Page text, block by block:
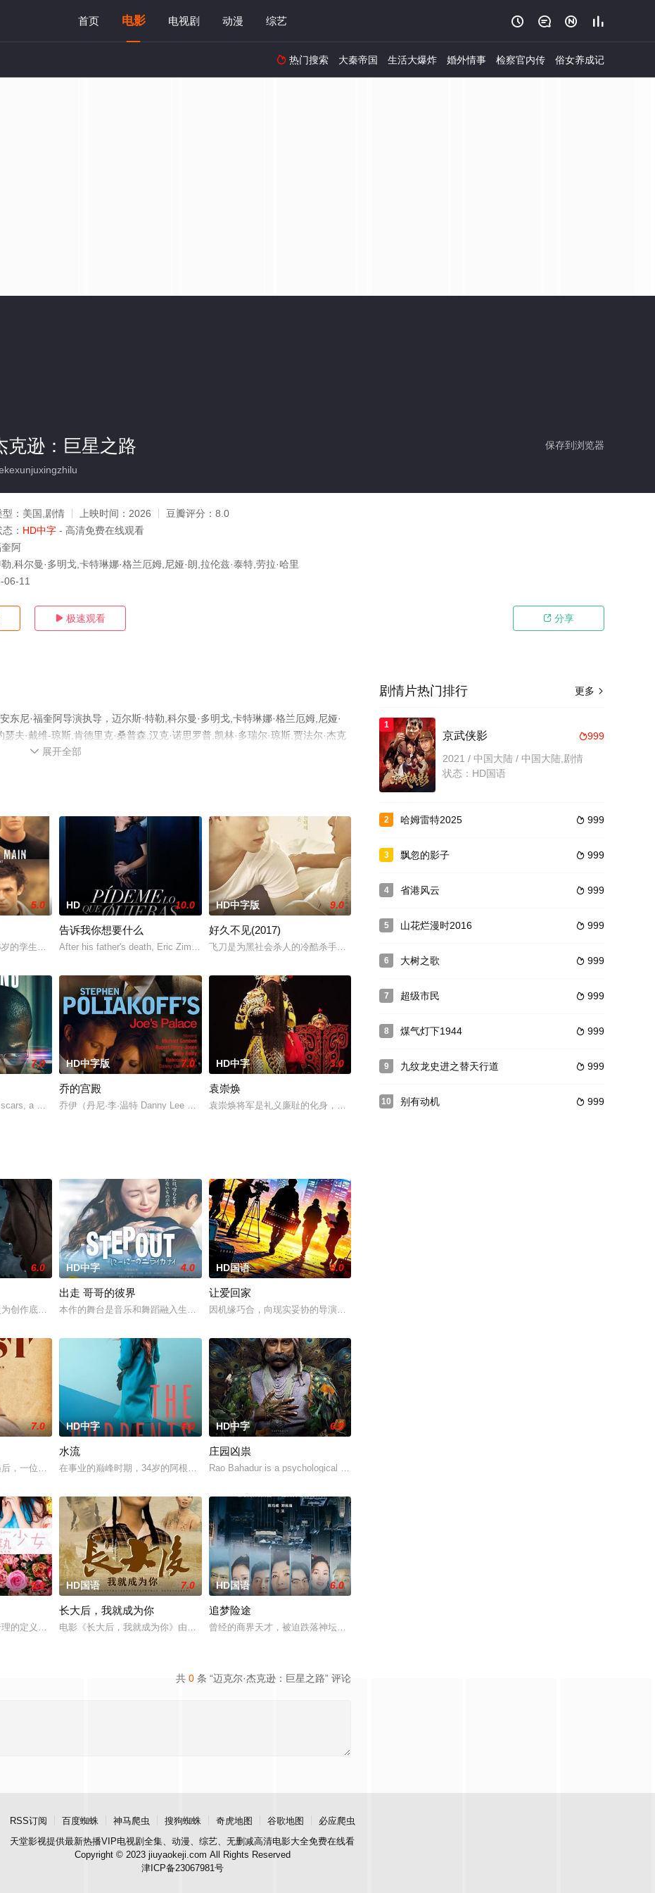
首页 电影 电视剧 动漫 综艺    
 热门搜索 大秦帝国 生活大爆炸 婚外情事 检察官内传 俗女养成记
保存到浏览器
克逊：巨星之路
： 美国,剧情 上映时间： 2026 豆瓣评分： 8.0
： HD中字 - 高清免费在线观看
阿
,科尔曼·多明戈,卡特琳娜·格兰厄姆,尼娅·朗,拉伦兹·泰特,劳拉·哈里
06-11
 极速观看  分享
尼·福奎阿导演执导，迈尔斯·特勒,科尔曼·多明戈,卡特琳娜·格兰厄姆,尼娅·
夫·戴维-琼斯,肯德里克·桑普森,汉克·诺思罗普,凯林·多瑞尔·琼斯,贾法尔·杰克
卡·麦克尼尔,莫妮克·林赛,奥利维娅·塔卡格什,凯蒂·凯等演员精彩演绎的美国电
 展开全部
从这个世界上消失的河野淳和无法停止相信他就是自己真命天子
5.0
的孪生兄弟。他们打算瞒着父亲去西班牙参加离异母亲的葬礼。旅途并不顺利，偷尝
HD 10.0
告诉我你想要什么
After his father's death, Eric Zimmerman travels to
HD中字版 9.0
好久不见(2017)
飞刀是为黑社会杀人的冷酷杀手，浸淫这一行当多年，双手沾满了鲜血的他感到异常疲惫，萌生了退意。就在
比亚的欧洲人，她来到波哥大看望她生病的
7.0
a Marine war veteran strugg
HD中字版 7.0
乔的宫殿
乔伊（丹尼·李·温特 Danny Lee Wynter 饰）生活在一间富丽堂皇的宅子里，是负责这里秩序和卫生的清
HD中字 3.0
袁崇焕
袁崇焕将军是礼义廉耻的化身，炎黄子孙的楷模。袁崇焕于山河破碎民族危亡之际，抛妻弃子投笔从戎，是舍
多年轻人一样，自以为是，敏感错弱，没有被认可的才华。他们
6.0
创作底色，在尊重历史真实性的前提下，以年轻化、科技化的光影语言活化红色记忆，生动诠释了“艰
HD中字 4.0
出走 哥哥的彼界
本作的舞台是音乐和舞蹈融入生活的冲绳。与母亲朱音、妹妹舞一起生活的照屋踊，憧憬舞蹈学校的丽莎，开始了舞蹈生涯。朱
HD国语 8.0
让爱回家
因机缘巧合，向现实妥协的导演朱达仁萌生拍一部《河南人在北京》电影的念头，在说服主编姚松、老乡韩战
无恢复可能的四肢——的治疗方法，而一步步踏入在追求理想
7.0
，一位小镇女子向疏远的哥哥借了钱，独自一人踏上穿越西德克萨斯州的旅程，寻求紧急医疗救助。一
HD中字 5.0
水流
在事业的巅峰时期，34岁的阿根廷造型师丽娜在瑞士的一场颁奖典礼后，被一种突如其来的冲动驱使。回到布宜诺斯艾利斯后
HD中字 6.0
庄园凶祟
Rao Bahadur is a psychological drama set against the bac
追求自己的音乐梦想，并走出了困住他的亲情隔阂，和父亲和解
5.0
的定义，它是梦开始的地方，没有深思熟虑，只有最单纯的坚定，然而，在这个充满意外的年纪，未来
HD国语 7.0
长大后，我就成为你
电影《长大后，我就成为你》由中共四川省第十一届党代表、第十二届中华慈善奖最具爱心慈善楷模张彦杰老师的故事改编，通
HD国语 6.0
追梦险途
曾经的商界天才，被迫跌落神坛。被那微不足道的成就麻醉过后他该如何面对现实，能改变他的命运的是谁？
共 0 条 “迈克尔·杰克逊：巨星之路” 评论
更多 
剧情片热门排行
1
999
京武侠影
2021 / 中国大陆 / 中国大陆,剧情
状态：HD国语
2  999
哈姆雷特2025
3  999
飘忽的影子
4  999
省港风云
5  999
山花烂漫时2016
6  999
大树之歌
7  999
超级市民
8  999
煤气灯下1944
9  999
九纹龙史进之替天行道
10  999
别有动机
RSS订阅 百度蜘蛛 神马爬虫 搜狗蜘蛛 奇虎地图 谷歌地图
必应爬虫
天堂影视提供最新热播VIP电视剧全集、动漫、综艺、无删减高清电影大全免费在线看
Copyright © 2023 jiuyaokeji.com All Rights Reserved
津ICP备23067981号